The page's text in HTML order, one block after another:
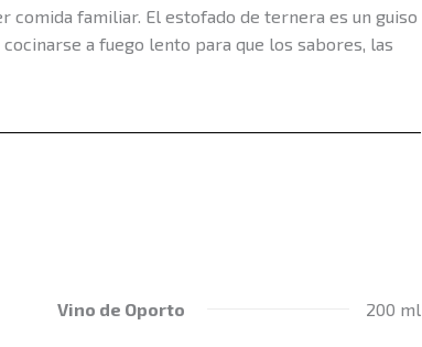
comida familiar. El estofado de ternera es un guiso
a fuego lento para que los sabores, las
Vino de Oporto 200 ml